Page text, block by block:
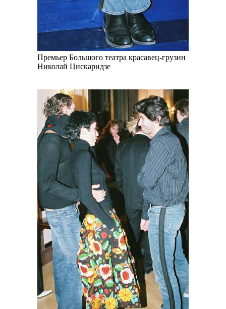
Премьер Большого театра красавец-грузин
Николай Цискаридзе